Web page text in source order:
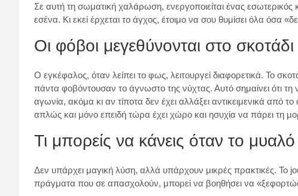
Σε αυτή τη σωματική χαλάρωση, ενεργοποιείται ένας εσωτερικός
εσένα. Κι εκεί έρχεται το άγχος, έτοιμο να σου θυμίσει όλα όσα
Οι φόβοι μεγεθύνονται στο σκοτάδι
Ο εγκέφαλος, όταν λείπει το φως, λειτουργεί διαφορετικά. Το
πάντα φοβόντουσαν το άγνωστο της νύχτας. Αυτό σημαίνει ότι
αγωνία, ακόμα κι αν τίποτα δεν έχει αλλάξει αντικειμενικά από
απλώς και μόνο επειδή τώρα έχει χώρο και ησυχία να πάρει τη
Τι μπορείς να κάνεις όταν το
Δεν υπάρχει μαγική λύση, αλλά υπάρχουν μικρές πρακτικές. Το
πράγματα που σε απασχολούν, μπορεί να βοηθήσει να